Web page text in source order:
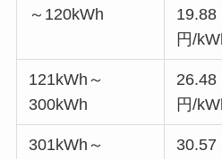
～120kWh
19.88
円/
121kWh～
300kWh
26.48
円/
301kWh～
30.57